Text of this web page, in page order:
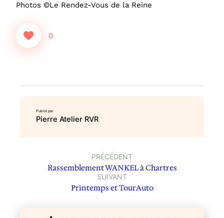
Photos ©Le Rendez-Vous de la Reine
0
Publié par
Pierre Atelier RVR
PRÉCÉDENT
Rassemblement WANKEL à Chartres
SUIVANT
Printemps et TourAuto